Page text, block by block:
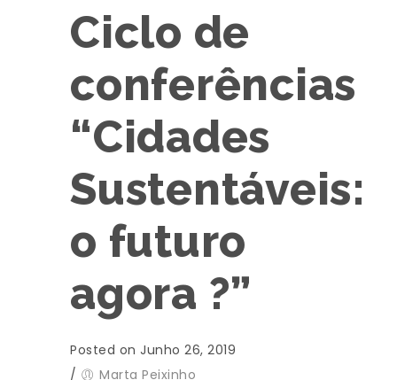
Ciclo de
conferências
“Cidades
Sustentáveis:
o futuro
agora ?”
Posted on Junho 26, 2019
/
Marta Peixinho